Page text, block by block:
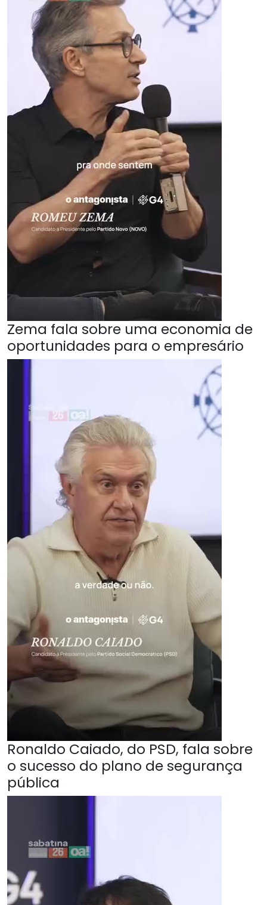
Zema fala sobre uma economia de
oportunidades para o empresário
Ronaldo Caiado, do PSD, fala sobre
o sucesso do plano de segurança
pública